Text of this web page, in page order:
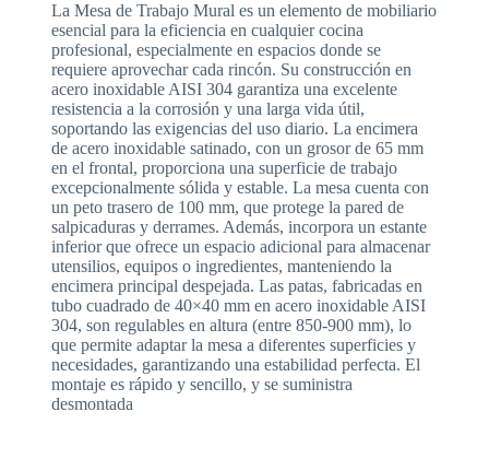
La Mesa de Trabajo Mural es un elemento de mobiliario
esencial para la eficiencia en cualquier cocina
profesional, especialmente en espacios donde se
requiere aprovechar cada rincón. Su construcción en
acero inoxidable AISI 304 garantiza una excelente
resistencia a la corrosión y una larga vida útil,
soportando las exigencias del uso diario. La encimera
de acero inoxidable satinado, con un grosor de 65 mm
en el frontal, proporciona una superficie de trabajo
excepcionalmente sólida y estable. La mesa cuenta con
un peto trasero de 100 mm, que protege la pared de
salpicaduras y derrames. Además, incorpora un estante
inferior que ofrece un espacio adicional para almacenar
utensilios, equipos o ingredientes, manteniendo la
encimera principal despejada. Las patas, fabricadas en
tubo cuadrado de 40×40 mm en acero inoxidable AISI
304, son regulables en altura (entre 850-900 mm), lo
que permite adaptar la mesa a diferentes superficies y
necesidades, garantizando una estabilidad perfecta. El
montaje es rápido y sencillo, y se suministra
desmontada